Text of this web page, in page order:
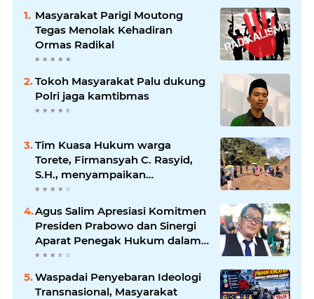
Masyarakat Parigi Moutong
Tegas Menolak Kehadiran
Ormas Radikal
Tokoh Masyarakat Palu dukung
Polri jaga kamtibmas
Tim Kuasa Hukum warga
Torete, Firmansyah C. Rasyid,
S.H., menyampaikan
permohonan maaf atas
kesalahpahaman yang
berkembang di ruang publik
Agus Salim Apresiasi Komitmen
Presiden Prabowo dan Sinergi
Aparat Penegak Hukum dalam
Pemberantasan Korupsi
Waspadai Penyebaran Ideologi
Transnasional, Masyarakat